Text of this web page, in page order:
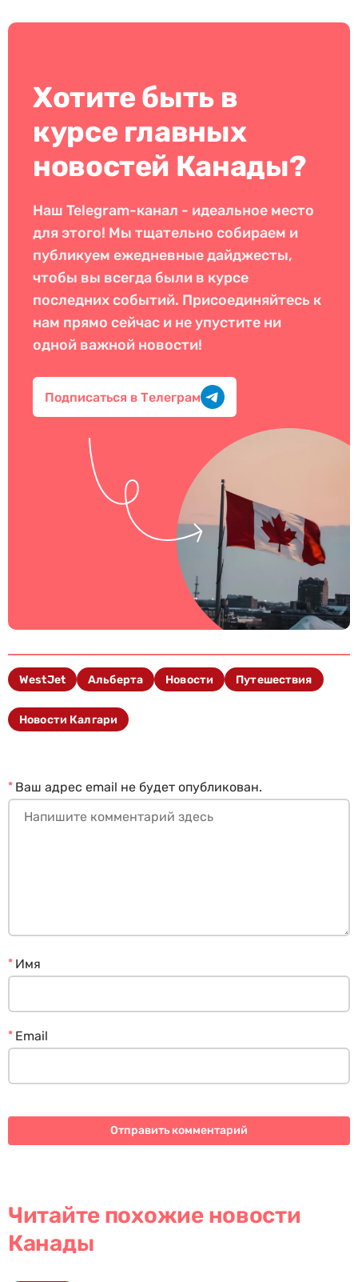
Хотите быть в
курсе главных
новостей Канады?
Наш Telegram-канал - идеальное место
для этого! Мы тщательно собираем и
публикуем ежедневные дайджесты,
чтобы вы всегда были в курсе
последних событий. Присоединяйтесь к
нам прямо сейчас и не упустите ни
одной важной новости!
Подписаться в Телеграм
WestJet Альберта Новости Путешествия
Новости Калгари
Ваш адрес email не будет опубликован.
*
Имя
*
Email
*
Читайте похожие новости
Канады